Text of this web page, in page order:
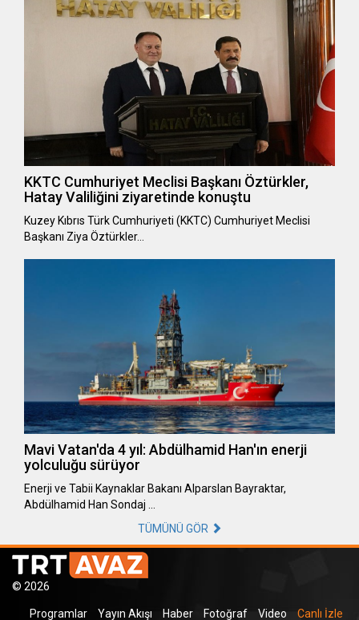
KKTC Cumhuriyet Meclisi Başkanı Öztürkler,
Hatay Valiliğini ziyaretinde konuştu
Kuzey Kıbrıs Türk Cumhuriyeti (KKTC) Cumhuriyet Meclisi
Başkanı Ziya Öztürkler…
Mavi Vatan'da 4 yıl: Abdülhamid Han'ın enerji
yolculuğu sürüyor
Enerji ve Tabii Kaynaklar Bakanı Alparslan Bayraktar,
Abdülhamid Han Sondaj …
TÜMÜNÜ GÖR
© 2026
Programlar Yayın Akışı Haber Fotoğraf Video Canlı İzle